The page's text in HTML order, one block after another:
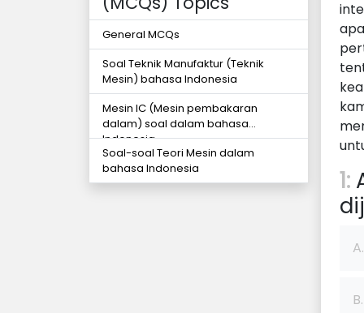
General MCQs
Soal Teknik Manufaktur (Teknik
Mesin) bahasa Indonesia
Mesin IC (Mesin pembakaran
dalam) soal dalam bahasa
Indonesia
Soal-soal Teori Mesin dalam
bahasa Indonesia
1:
A.
B.